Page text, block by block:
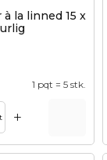
la linned 15 x
1 pqt = 5 stk.
+